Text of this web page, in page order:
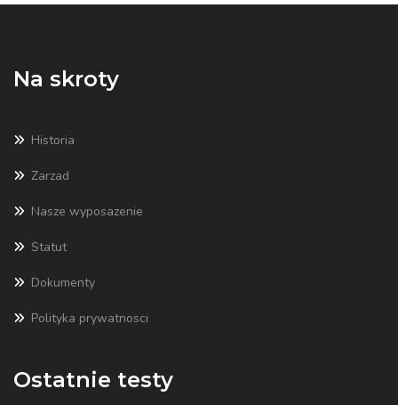
Na skroty
Historia
Zarzad
Nasze wyposazenie
Statut
Dokumenty
Polityka prywatnosci
Ostatnie testy